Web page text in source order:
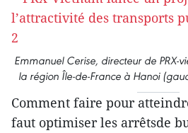
Emmanuel Cerise, directeur de PRX-
la région Île-de-France à Hanoi
Comment faire pour
faut optimiser les arrêtsde